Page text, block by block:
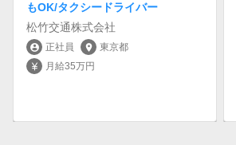
もOK/タクシードライバー
松竹交通株式会社
account_circle 正社員 location_on 東京都
currency_yen 月給35万円